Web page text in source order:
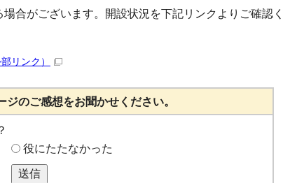
合がございます。開設状況を下記リンクよりご確認く
部リンク）
のご感想をお聞かせください。
役にたたなかった
送信